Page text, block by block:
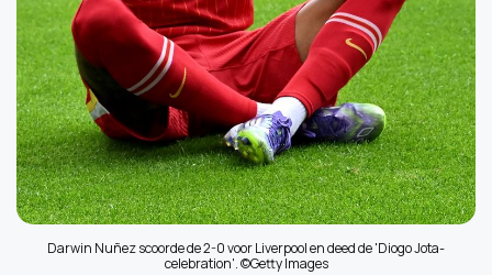
Darwin Nuñez scoorde de 2-0 voor Liverpool en deed de 'Diogo Jota-
celebration'. ©Getty Images